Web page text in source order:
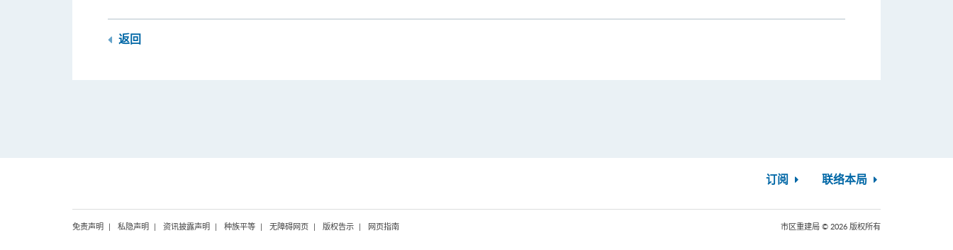
返回
订阅 联络本局
免责声明 私隐声明 资讯披露声明 种族平等 无障碍网页 版权告示 网页指南 市区重建局 © 2026 版权所有